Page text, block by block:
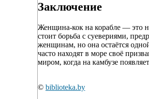
Заключение
Женщина-кок на корабле — это
стоит борьба с суевериями,
женщинам, но она остаётся
часто находят в море своё
миром, когда на камбузе
© biblioteka.by